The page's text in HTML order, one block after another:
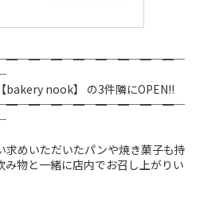
】 の3件隣にOPEN!!
めいただいたパンや焼き菓子も持
み物と一緒に店内でお召し上がりい